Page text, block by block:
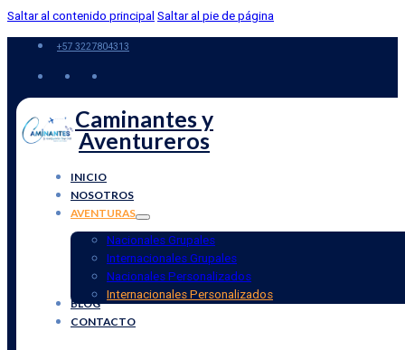
Saltar al contenido principalSaltar al pie de página
+57 3227804313
Caminantes y
Aventureros
INICIO
NOSOTROS
AVENTURAS
Nacionales Grupales
Internacionales Grupales
Nacionales Personalizados
Internacionales Personalizados
BLOG
CONTACTO